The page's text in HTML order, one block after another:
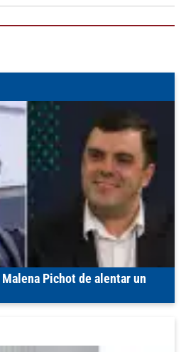
Malena Pichot de alentar un